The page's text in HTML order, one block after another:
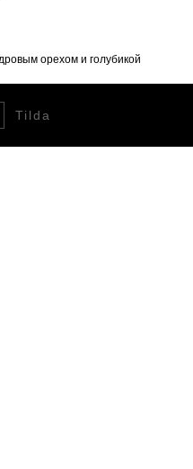
орехом и голубикой
Tilda